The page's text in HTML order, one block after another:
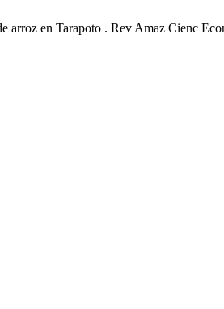
en Tarapoto . Rev Amaz Cienc